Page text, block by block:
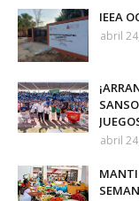
IEEA
abril
abril